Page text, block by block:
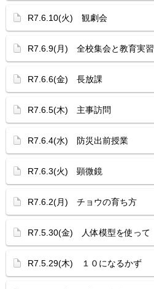
R7.6.10(火) 観劇会
R7.6.9(月) 全校集会と教育実習
R7.6.6(金) 長放課
R7.6.5(木) 主事訪問
R7.6.4(水) 防災出前授業
R7.6.3(火) 顕微鏡
R7.6.2(月) チョウの育ち方
R7.5.30(金) 人体模型を使って
R7.5.29(木) １０になるかず